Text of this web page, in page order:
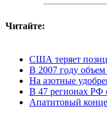
Читайте:
США теряет
В 2007 году
На азотные
В 47 регионах РФ
Апатитовый